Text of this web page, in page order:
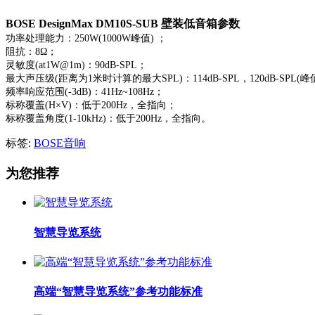
BOSE DesignMax DM10S-SUB 壁装低音箱参数
功率处理能力：250W(1000W峰值) ；
阻抗：8Ω；
灵敏度(at1W@1m)：90dB-SPL；
最大声压级(距离为1米时计算的最大SPL)：114dB-SPL，120dB-SPL(峰
频率响应范围(-3dB)：41Hz~108Hz；
标称覆盖(H×V)：低于200Hz，全指向；
标称覆盖角度(1-10kHz)：低于200Hz，全指向。
标签: BOSE音响
为您推荐
智慧导览系统
高端“智慧导览系统”参考功能标准